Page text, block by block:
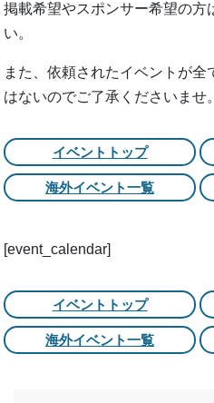
掲載希望やスポンサー希望の方
い。
また、依頼されたイベントが
はないのでご了承くださいませ。
イベントトップ
海外イベント一覧
[event_calendar]
イベントトップ
海外イベント一覧